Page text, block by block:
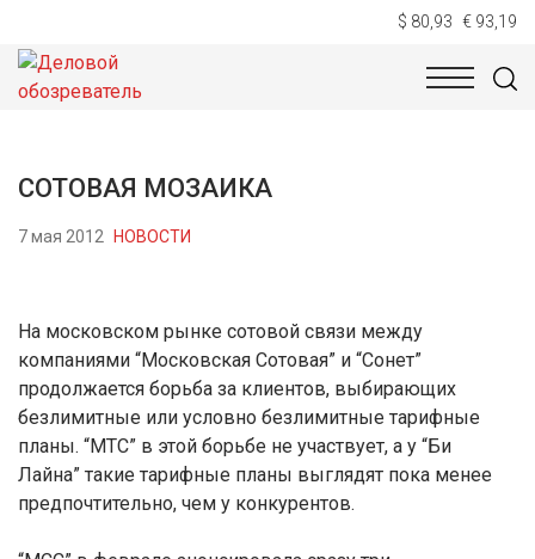
$ 80,93 € 93,19
НОВОСТИ
СОТОВАЯ МОЗАИКА
7 мая 2012 НОВОСТИ
На московском рынке сотовой связи между
компаниями “Московская Сотовая” и “Сонет”
продолжается борьба за клиентов, выбирающих
безлимитные или условно безлимитные тарифные
планы. “МТС” в этой борьбе не участвует, а у “Би
Лайна” такие тарифные планы выглядят пока менее
предпочтительно, чем у конкурентов.